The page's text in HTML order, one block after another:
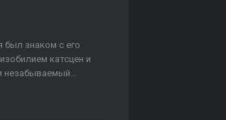
был знаком с его
катсцен и
незабываемый...